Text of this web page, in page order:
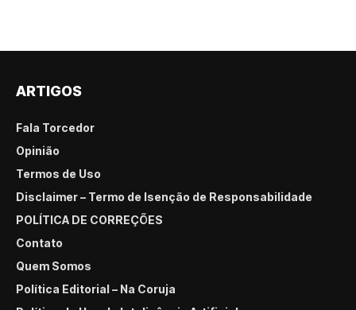
ARTIGOS
Fala Torcedor
Opinião
Termos de Uso
Disclaimer – Termo de Isenção de Responsabilidade
POLÍTICA DE CORREÇÕES
Contato
Quem Somos
Política Editorial – Na Coruja